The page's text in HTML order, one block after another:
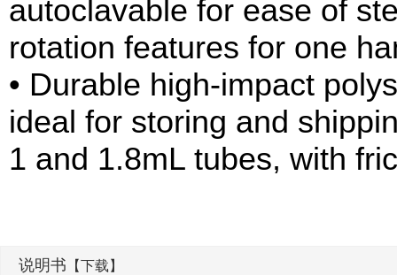
autoclavable for ease of
rotation features for one
• Durable high-impact
ideal for storing and
1 and 1.8mL tubes, with
说明书 【下载】